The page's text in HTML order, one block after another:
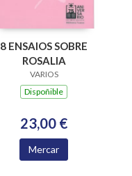
8 ENSAIOS SOBRE
ROSALIA
VARIOS
Dispoñible
23,00 €
Mercar